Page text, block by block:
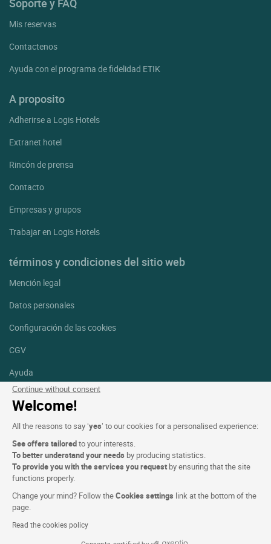
Continue without consent
Welcome!
All the reasons to say ‘yes’ to our cookies for a personalised experience:
See offers tailoredto your interests.
To better understand your needs by producing statistics.
To provide you with the services you request by ensuring that the site
functions properly.
Change your mind? Follow theCookies settings link at the bottom of the
page.
Read the cookies policy
Soporte y FAQ
Mis reservas
Contactenos
Ayuda con el programa de fidelidad ETIK
A proposito
Adherirse a Logis Hotels
Extranet hotel
Rincón de prensa
Contacto
Empresas y grupos
Trabajar en Logis Hotels
términos y condiciones del sitio web
Mención legal
Datos personales
Configuración de las cookies
CGV
Ayuda
Mapa del sitio
fotografías
Síguenos
Facebook
Instagram
Linkedin